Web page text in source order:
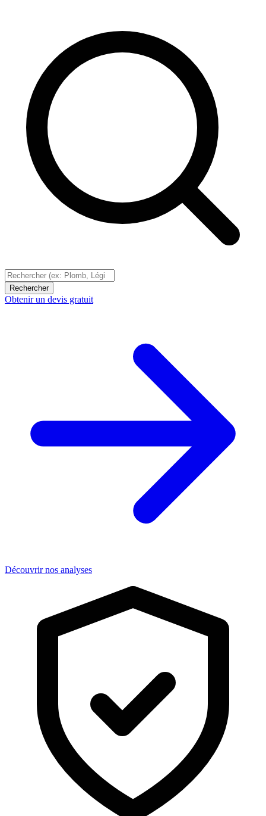
Rechercher
Obtenir un devis gratuit
Découvrir nos analyses